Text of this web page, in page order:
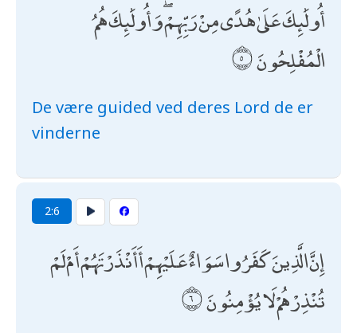
أُولَٰئِكَ عَلَىٰ هُدًى مِنْ رَبِّهِمْ ۖ وَأُولَٰئِكَ هُمُ
الْمُفْلِحُونَ
De være guided ved deres Lord de er
vinderne
2:6
إِنَّ الَّذِينَ كَفَرُوا سَوَاءٌ عَلَيْهِمْ أَأَنْذَرْتَهُمْ أَمْ لَمْ
تُنْذِرْهُمْ لَا يُؤْمِنُونَ